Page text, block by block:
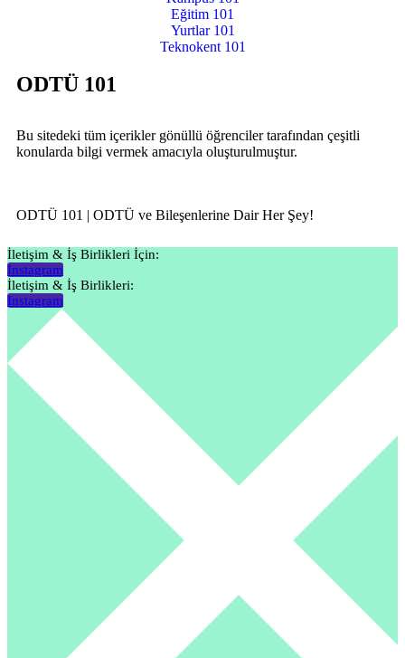
Eğitim 101
Yurtlar 101
Teknokent 101
ODTÜ 101
Bu sitedeki tüm içerikler gönüllü öğrenciler tarafından çeşitli
konularda bilgi vermek amacıyla oluşturulmuştur.
ODTÜ 101 | ODTÜ ve Bileşenlerine Dair Her Şey!
İletişim & İş Birlikleri İçin:
Instagram
İletişim & İş Birlikleri:
Instagram